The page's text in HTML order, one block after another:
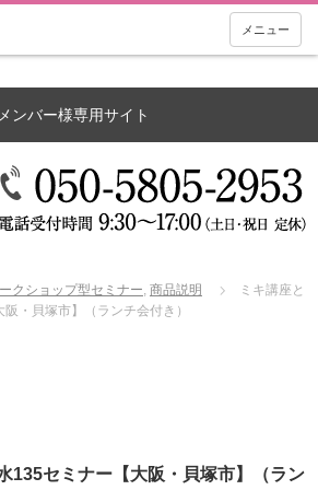
メニュー
メンバー様専用サイト
クショップ型セミナー, 商品説明
ミキ講座と
・貝塚市】（ランチ会付き）
135セミナー【大阪・貝塚市】（ラン